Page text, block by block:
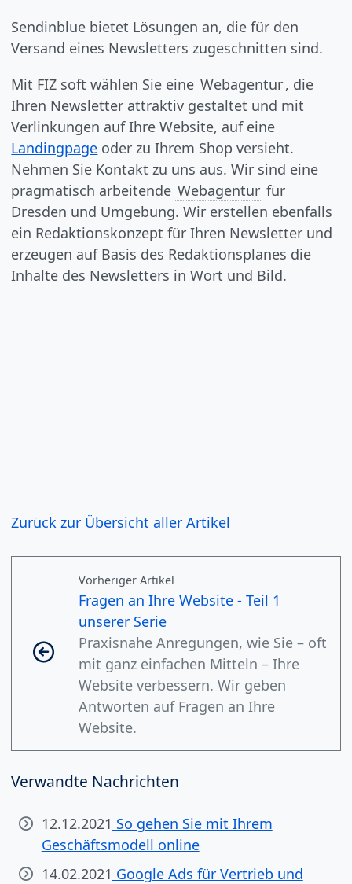
Sendinblue bietet Lösungen an, die für den
Versand eines Newsletters zugeschnitten sind.
Mit FIZ soft wählen Sie eine Webagentur, die
Ihren Newsletter attraktiv gestaltet und mit
Verlinkungen auf Ihre Website, auf eine
Landingpage oder zu Ihrem Shop versieht.
Nehmen Sie Kontakt zu uns aus. Wir sind eine
pragmatisch arbeitende Webagentur für
Dresden und Umgebung. Wir erstellen ebenfalls
ein Redaktionskonzept für Ihren Newsletter und
erzeugen auf Basis des Redaktionsplanes die
Inhalte des Newsletters in Wort und Bild.
Zurück zur Übersicht aller Artikel
Vorheriger Artikel
Fragen an Ihre Website - Teil 1
unserer Serie
Praxisnahe Anregungen, wie Sie – oft
mit ganz einfachen Mitteln – Ihre
Website verbessern. Wir geben
Antworten auf Fragen an Ihre
Website.
Verwandte Nachrichten
12.12.2021 So gehen Sie mit Ihrem
Geschäftsmodell online
14.02.2021 Google Ads für Vertrieb und